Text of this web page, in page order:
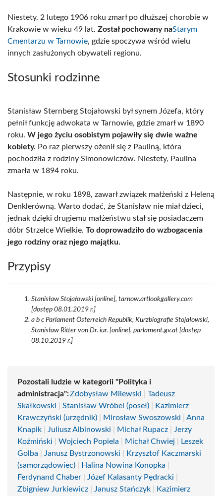
Niestety, 2 lutego 1906 roku zmarł po dłuższej chorobie w
Krakowie w wieku 49 lat. Został pochowany naStarym
Cmentarzu w Tarnowie, gdzie spoczywa wśród wielu
innych zasłużonych obywateli regionu.
Stosunki rodzinne
Stanisław Sternberg Stojałowski był synem Józefa, który
pełnił funkcję adwokata w Tarnowie, gdzie zmarł w 1890
roku. W jego życiu osobistym pojawiły się dwie ważne
kobiety. Po raz pierwszy ożenił się z Pauliną, która
pochodziła z rodziny Simonowiczów. Niestety, Paulina
zmarła w 1894 roku.
Następnie, w roku 1898, zawarł związek małżeński z Heleną
Denklerówną. Warto dodać, że Stanisław nie miał dzieci,
jednak dzięki drugiemu małżeństwu stał się posiadaczem
dóbr Strzelce Wielkie. To doprowadziło do wzbogacenia
jego rodziny oraz njego majątku.
Przypisy
Stanisław Stojałowski [online], tarnow.artlookgallery.com
[dostęp 08.01.2019 r.]
a b c Parlament Österreich Republik, Kurzbiografie Stojałowski,
Stanisław Ritter von Dr. iur. [online], parlament.gv.at [dostęp
08.10.2019 r.]
Pozostali ludzie w kategorii "Polityka i
administracja":Zdobysław Milewski
Tadeusz
Skałkowski
Stanisław Wróbel (poseł)
Kazimierz
Krawczyński (urzędnik)
Mirosław Swoszowski
Anna
Knapik
Juliusz Albinowski Michał Rupacz
Jerzy
Koźmiński
Wojciech Popiela Michał Chwiej
Leszek
Golba
Janusz Bystrzonowski
Krzysztof Kaczmarski
(samorządowiec)
Halina Nowina Konopka
Ferdynand Chaber
Józef Kalasanty Pędracki
Zbigniew Jurkiewicz
Janusz Stańczyk Kazimierz